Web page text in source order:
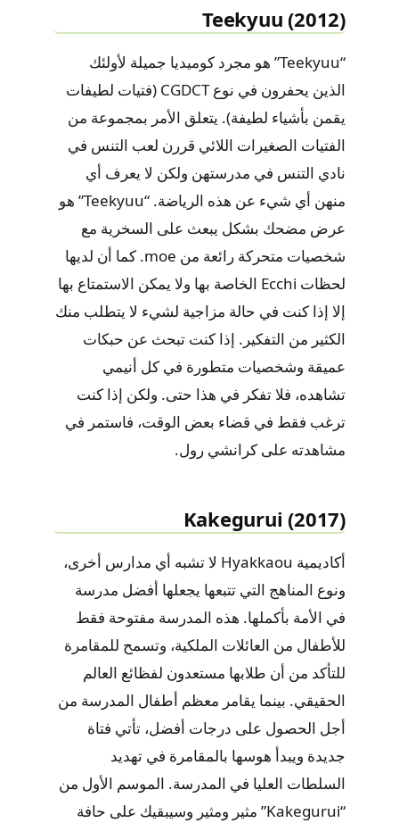
Teekyuu (2012)
“Teekyuu” هو مجرد كوميديا ​​جميلة لأولئك
الذين يحفرون في نوع CGDCT (فتيات لطيفات
يقمن بأشياء لطيفة). يتعلق الأمر بمجموعة من
الفتيات الصغيرات اللائي قررن لعب التنس في
نادي التنس في مدرستهن ولكن لا يعرف أي
منهن أي شيء عن هذه الرياضة. “Teekyuu” هو
عرض مضحك بشكل يبعث على السخرية مع
شخصيات متحركة رائعة من moe. كما أن لديها
لحظات Ecchi الخاصة بها ولا يمكن الاستمتاع بها
إلا إذا كنت في حالة مزاجية لشيء لا يتطلب منك
الكثير من التفكير. إذا كنت تبحث عن حبكات
عميقة وشخصيات متطورة في كل أنيمي
تشاهده، فلا تفكر في هذا حتى. ولكن إذا كنت
ترغب فقط في قضاء بعض الوقت، فاستمر في
مشاهدته على كرانشي رول.
Kakegurui (2017)
أكاديمية Hyakkaou لا تشبه أي مدارس أخرى،
ونوع المناهج التي تتبعها يجعلها أفضل مدرسة
في الأمة بأكملها. هذه المدرسة مفتوحة فقط
للأطفال من العائلات الملكية، وتسمح للمقامرة
للتأكد من أن طلابها مستعدون لفظائع العالم
الحقيقي. بينما يقامر معظم أطفال المدرسة من
أجل الحصول على درجات أفضل، تأتي فتاة
جديدة ويبدأ هوسها بالمقامرة في تهديد
السلطات العليا في المدرسة. الموسم الأول من
“Kakegurui” مثير ومثير وسيبقيك على حافة